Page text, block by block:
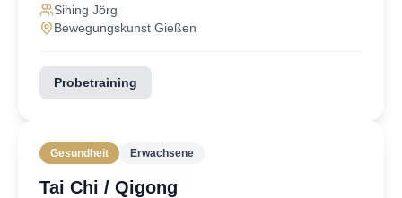
Sihing Jörg
Bewegungskunst Gießen
Probetraining
Gesundheit Erwachsene
Tai Chi / Qigong